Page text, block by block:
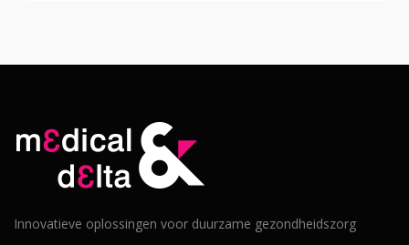
Innovatieve oplossingen voor duurzame gezondheidszorg